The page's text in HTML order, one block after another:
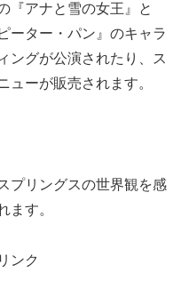
『アナと雪の女王』と
ーター・パン』のキャラ
ングが公演されたり、ス
ューが販売されます。
プリングスの世界観を感
ます。
ンク